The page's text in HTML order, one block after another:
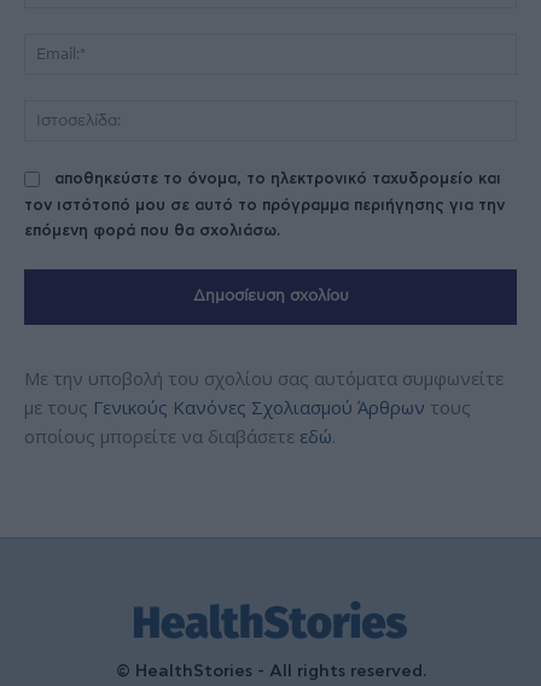
αποθηκεύστε το όνομα, το ηλεκτρονικό ταχυδρομείο και
τον ιστότοπό μου σε αυτό το πρόγραμμα περιήγησης για την
επόμενη φορά που θα σχολιάσω.
Με την υποβολή του σχολίου σας αυτόματα συμφωνείτε
με τους Γενικούς Κανόνες Σχολιασμού Άρθρων τους
οποίους μπορείτε να διαβάσετε εδώ.
© HealthStories - All rights reserved.